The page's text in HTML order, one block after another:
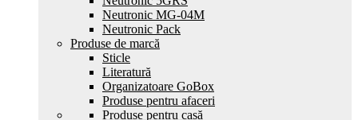
Neutronic MG-04M
Neutronic Pack
Produse de marcă
Sticle
Literatură
Organizatoare GoBox
Produse pentru afaceri
Produse pentru casă